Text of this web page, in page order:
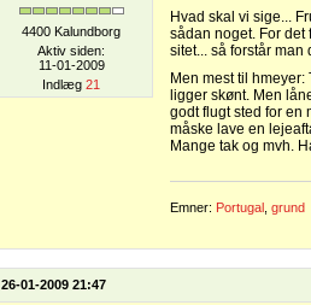
4400 Kalundborg
Aktiv siden:
11-01-2009
Indlæg 21
Hvad skal vi sige...
sådan noget. For det
sitet... så forstår man
Men mest til
ligger skønt. Men
godt flugt sted for en
måske lave en
Mange tak og mvh.
Emner: Portugal , grund
26-01-2009 21:47